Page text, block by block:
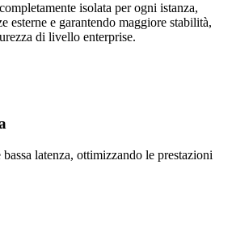
isolata per ogni istanza,
esterne e garantendo maggiore stabilità,
di livello enterprise.
latenza, ottimizzando le prestazioni